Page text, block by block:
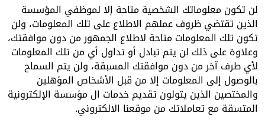
لن تكون معلوماتك الشخصية متاحة إلا لموظفي المؤسسة
الذين تقتضي ظروف عملهم الاطلاع على تلك المعلومات، ولن
تكون تلك المعلومات متاحة لاطلاع الجمهور من دون موافقتك،
وعلاوة على ذلك لن يتم تبادل أو تداول أي من تلك المعلومات
لأي طرف آخر من دون موافقتك المسبقة، ولن يتم السماح
بالوصول إلى المعلومات إلا من قبل الأشخاص المؤهلين
والمختصين الذين يتولون تقديم خدمات ال مؤسسة الإلكترونية
المتسقة مع تعاملاتك من موقعنا الالكتروني.